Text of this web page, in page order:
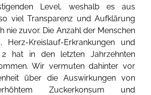
Level, weshalb es aus
viel Transparenz und Aufklärung
nie zuvor. Die Anzahl der Menschen
Herz-Kreislauf-Erkrankungen und
2 hat in den letzten Jahrzehnten
Wir vermuten dahinter vor
über die Auswirkungen von
Zuckerkonsum und